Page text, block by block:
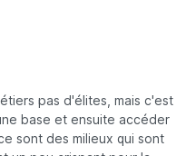
pas d'élites, mais c'est
base et ensuite accéder
sont des milieux qui sont